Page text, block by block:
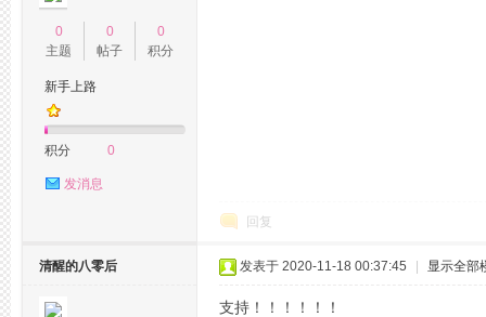
0
主题
0
帖子
0
积分
新手上路
积分 0
发消息
回复
清醒的八零后 发表于 2020-11-18 00:37:45 显示全部
支持！！！！！！